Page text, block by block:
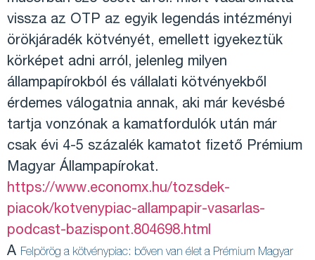
vissza az OTP az egyik legendás intézményi
örökjáradék kötvényét, emellett igyekeztük
körképet adni arról, jelenleg milyen
állampapírokból és vállalati kötvényekből
érdemes válogatnia annak, aki már kevésbé
tartja vonzónak a kamatfordulók után már
csak évi 4-5 százalék kamatot fizető Prémium
Magyar Állampapírokat.
https://www.economx.hu/tozsdek-
piacok/kotvenypiac-allampapir-vasarlas-
podcast-bazispont.804698.html
A Felpörög a kötvénypiac: bőven van élet a Prémium Magyar